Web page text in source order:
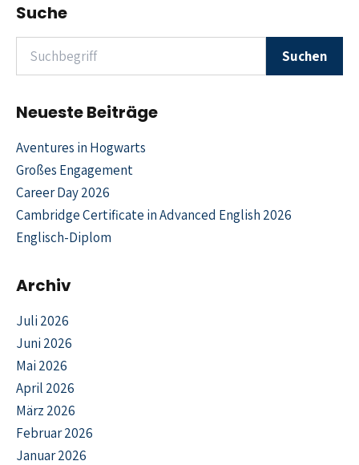
Suche
Suchen nach Suchen
Neueste Beiträge
Aventures in Hogwarts
Großes Engagement
Career Day 2026
Cambridge Certificate in Advanced English 2026
Englisch-Diplom
Archiv
Juli 2026
Juni 2026
Mai 2026
April 2026
März 2026
Februar 2026
Januar 2026